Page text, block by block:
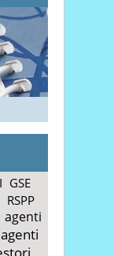
GSE
RSPP
agenti
agenti